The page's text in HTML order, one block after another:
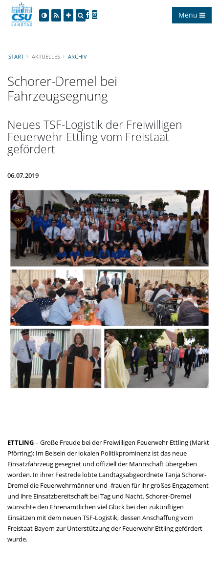
Menü
START AKTUELLES ARCHIV
Schorer-Dremel bei
Fahrzeugsegnung
Neues TSF-Logistik der Freiwilligen
Feuerwehr Ettling vom Freistaat
gefördert
06.07.2019
ETTLING– Große Freude bei der Freiwilligen Feuerwehr Ettling (Markt
Pförring): Im Beisein der lokalen Politikprominenz ist das neue
Einsatzfahrzeug gesegnet und offiziell der Mannschaft übergeben
worden. In ihrer Festrede lobte Landtagsabgeordnete Tanja Schorer-
Dremel die Feuerwehrmänner und -frauen für ihr großes Engagement
und ihre Einsatzbereitschaft bei Tag und Nacht. Schorer-Dremel
wünschte den Ehrenamtlichen viel Glück bei den zukünftigen
Einsätzen mit dem neuen TSF-Logistik, dessen Anschaffung vom
Freistaat Bayern zur Unterstützung der Feuerwehr Ettling gefördert
wurde.